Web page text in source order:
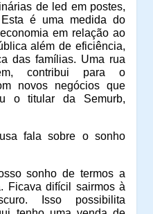
de led em postes,
é uma medida do
em relação ao
além de eficiência,
das famílias. Uma rua
contribui para o
novos negócios que
o titular da Semurb,
fala sobre o sonho
sonho de termos a
Ficava difícil sairmos à
Isso possibilita